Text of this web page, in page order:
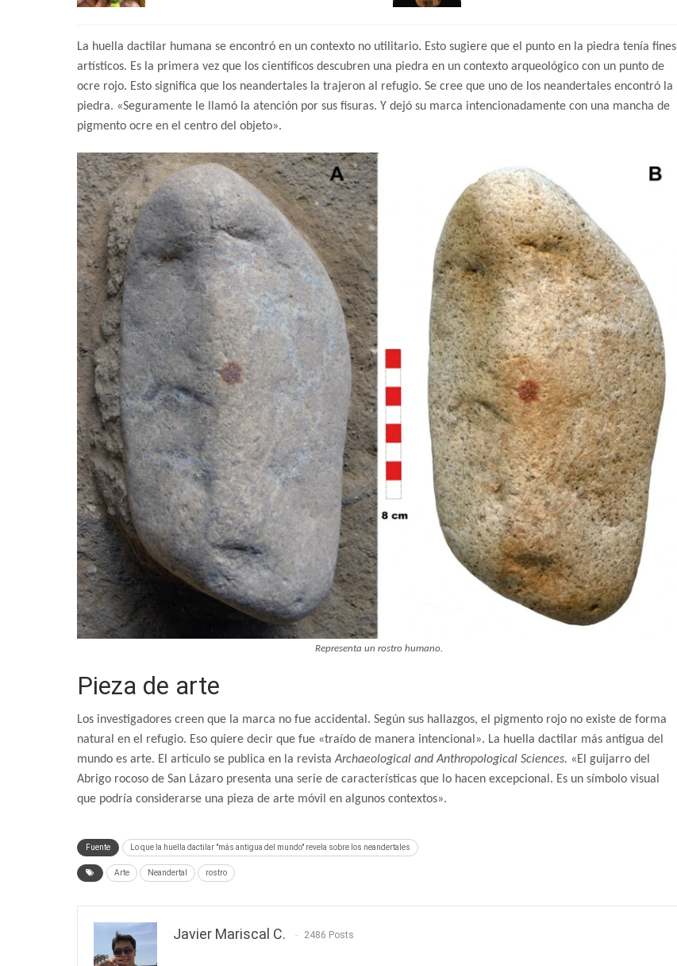
La huella dactilar humana se encontró en un contexto no utilitario. Esto sugiere que el punto en la piedra tenía fines
artísticos. Es la primera vez que los científicos descubren una piedra en un contexto arqueológico con un punto de
ocre rojo. Esto significa que los neandertales la trajeron al refugio. Se cree que uno de los neandertales encontró la
piedra. «Seguramente le llamó la atención por sus fisuras. Y dejó su marca intencionadamente con una mancha de
pigmento ocre en el centro del objeto».
Representa un rostro humano.
Pieza de arte
Los investigadores creen que la marca no fue accidental. Según sus hallazgos, el pigmento rojo no existe de forma
natural en el refugio. Eso quiere decir que fue «traído de manera intencional». La huella dactilar más antigua del
mundo es arte. El artículo se publica en la revistaArchaeological and Anthropological Sciences. «El guijarro del
Abrigo rocoso de San Lázaro presenta una serie de características que lo hacen excepcional. Es un símbolo visual
que podría considerarse una pieza de arte móvil en algunos contextos».
Fuente Lo que la huella dactilar "más antigua del mundo" revela sobre los neandertales
Arte Neandertal rostro
Javier Mariscal C. 2486 Posts